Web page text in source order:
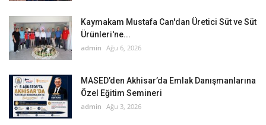
Kaymakam Mustafa Can'dan Üretici Süt ve Süt
Ürünleri'ne...
admin Ağu 6, 2026
MASED’den Akhisar’da Emlak Danışmanlarına
Özel Eğitim Semineri
admin Ağu 3, 2026